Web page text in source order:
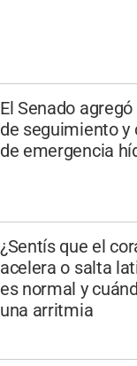
El Senado
de seguimiento y
de emergencia
¿Sentís que el
acelera o salta
es normal y
una arritmia